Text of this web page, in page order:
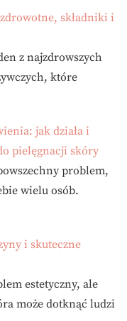
składniki i
z najzdrowszych
które
jak działa i
pielęgnacji skóry
problem,
wielu osób.
i skuteczne
estetyczny, ale
może dotknąć ludzi